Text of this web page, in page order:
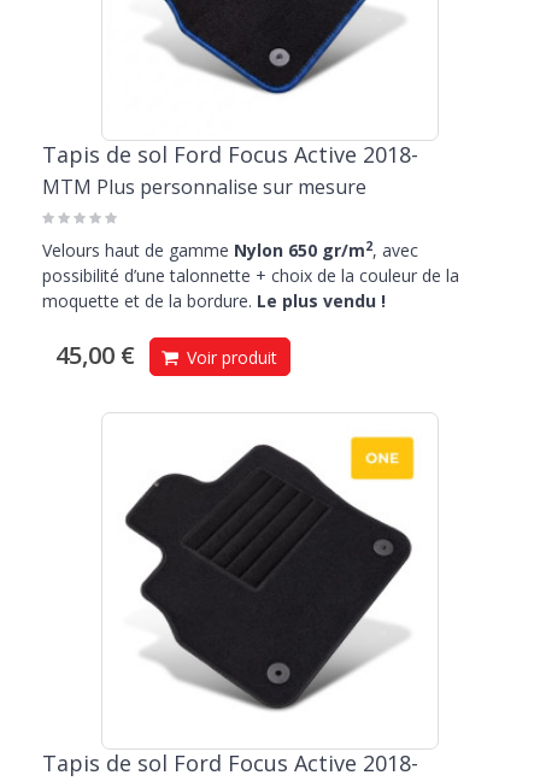
Tapis de sol Ford Focus Active 2018-
MTM Plus personnalise sur mesure
Velours haut de gamme Nylon 650 gr/m2, avec
possibilité d’une talonnette + choix de la couleur de la
moquette et de la bordure. Le plus vendu !
45,00 € Voir produit
Tapis de sol Ford Focus Active 2018-